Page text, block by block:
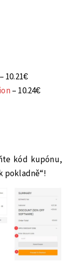
– 10.21€
– 10.24€
kód kupónu,
pokladně“!